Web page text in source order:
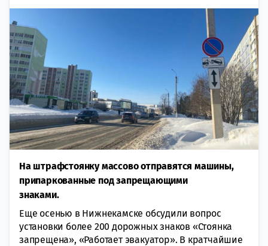
На штрафстоянку массово отправятся машины,
припаркованные под запрещающими
знаками.
Еще осенью в Нижнекамске обсудили вопрос
установки более 200 дорожных знаков «Стоянка
запрещена», «Работает эвакуатор». В кратчайшие